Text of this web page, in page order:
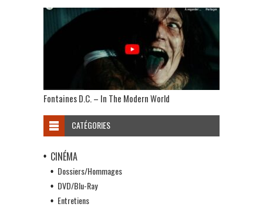
Fontaines D.C. – In The Modern World
CATÉGORIES
CINÉMA
Dossiers/Hommages
DVD/Blu-Ray
Entretiens